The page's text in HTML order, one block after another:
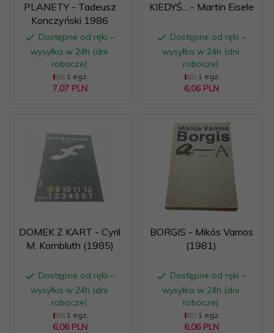
PLANETY - Tadeusz
Konczyński 1986
Dostępne od ręki –
wysyłka w 24h (dni
robocze)
1 egz.
7,07 PLN
KIEDYŚ... - Martin Eisele
Dostępne od ręki –
wysyłka w 24h (dni
robocze)
1 egz.
6,06 PLN
DOMEK Z KART - Cyril
M. Kornbluth (1985)
Dostępne od ręki –
wysyłka w 24h (dni
robocze)
1 egz.
6,06 PLN
BORGIS - Mikós Vamos
(1981)
Dostępne od ręki –
wysyłka w 24h (dni
robocze)
1 egz.
6,06 PLN